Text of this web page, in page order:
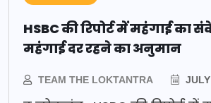
HSBC की रिपोर्ट में महंगाई का
महंगाई दर रहने का अनुमान
TEAM THE LOKTANTRA